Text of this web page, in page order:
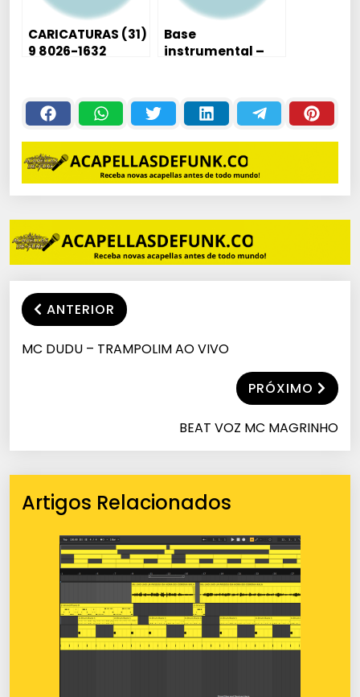
CARICATURAS (31)
9 8026-1632
Base
instrumental –
ANTERIOR
MC DUDU – TRAMPOLIM AO VIVO
PRÓXIMO
BEAT VOZ MC MAGRINHO
Artigos Relacionados